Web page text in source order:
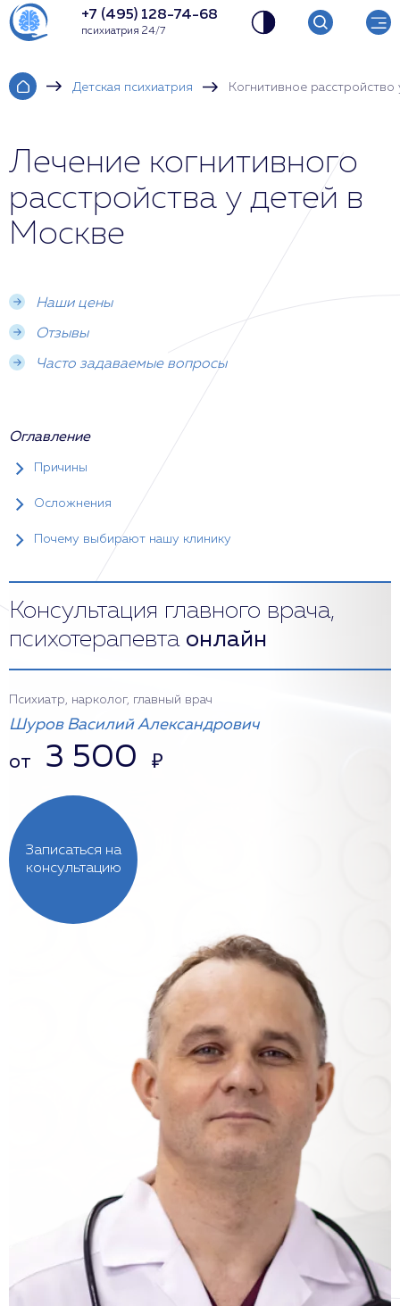
+7 (495) 128-74-68
психиатрия 24/7
Детская психиатрия Когнитивное расстройство
Лечение когнитивного
расстройства у детей в
Москве
Наши цены
Отзывы
Часто задаваемые вопросы
Оглавление
Причины
Осложнения
Почему выбирают нашу клинику
Консультация главного врача,
психотерапевта онлайн
Записаться на
консультацию
Психиатр, нарколог, главный врач
Шуров Василий Александрович
от 3 500 ₽